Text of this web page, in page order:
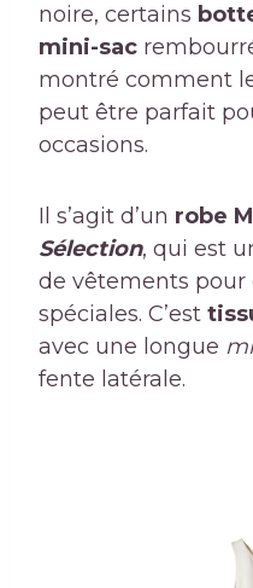
noire, certains
mini-sac
montré comment
peut être parfait
occasions.
Il s’agit d’un robe
Sélection, qui est
de vêtements pour
spéciales. C’est
avec une longue
fente latérale.